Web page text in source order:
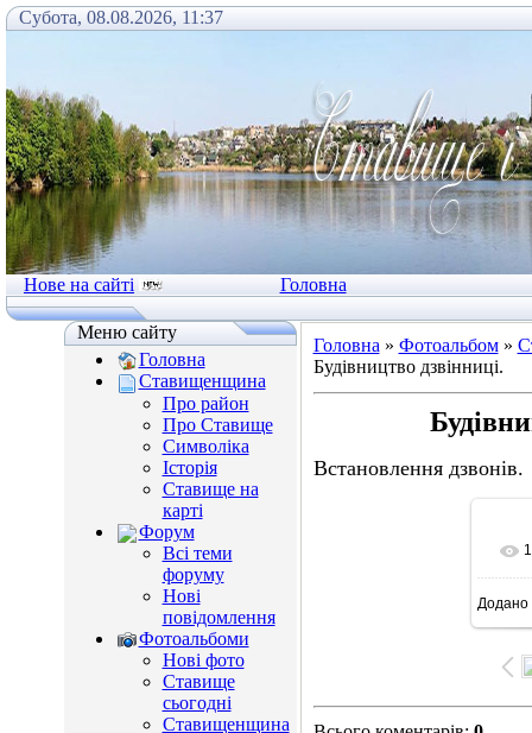
Субота, 08.08.2026, 11:37
Нове на сайті Головна
Меню сайту
Головна
Ставищенщина
Про район
Про Ставище
Символіка
Історія
Ставище на
карті
Форум
Всі теми
форуму
Нові
повідомлення
Фотоальбоми
Нові фото
Ставище
сьогодні
Ставищенщина
Головна » Фотоальбом»
Будівництво дзвінниці.
Встановлення дзвонів.
Додано